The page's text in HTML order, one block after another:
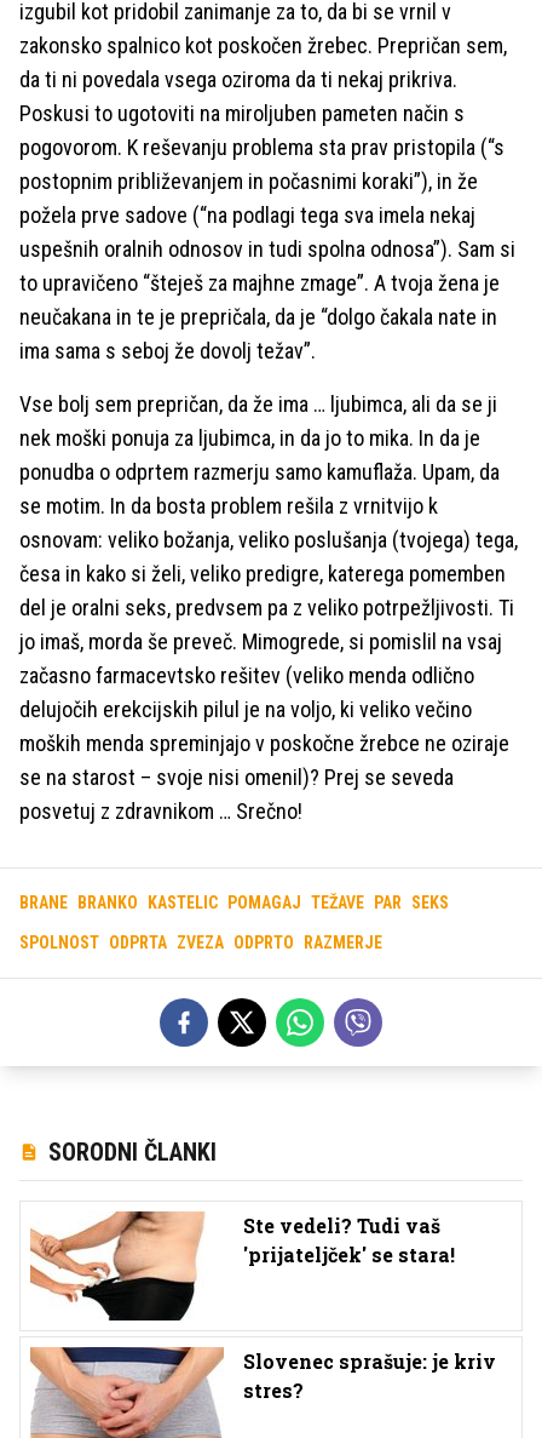
izgubil kot pridobil zanimanje za to, da bi se vrnil v
zakonsko spalnico kot poskočen žrebec. Prepričan sem,
da ti ni povedala vsega oziroma da ti nekaj prikriva.
Poskusi to ugotoviti na miroljuben pameten način s
pogovorom. K reševanju problema sta prav pristopila (“s
postopnim približevanjem in počasnimi koraki”), in že
požela prve sadove (“na podlagi tega sva imela nekaj
uspešnih oralnih odnosov in tudi spolna odnosa”). Sam si
to upravičeno “šteješ za majhne zmage”. A tvoja žena je
neučakana in te je prepričala, da je “dolgo čakala nate in
ima sama s seboj že dovolj težav”.
Vse bolj sem prepričan, da že ima … ljubimca, ali da se ji
nek moški ponuja za ljubimca, in da jo to mika. In da je
ponudba o odprtem razmerju samo kamuflaža. Upam, da
se motim. In da bosta problem rešila z vrnitvijo k
osnovam: veliko božanja, veliko poslušanja (tvojega) tega,
česa in kako si želi, veliko predigre, katerega pomemben
del je oralni seks, predvsem pa z veliko potrpežljivosti. Ti
jo imaš, morda še preveč. Mimogrede, si pomislil na vsaj
začasno farmacevtsko rešitev (veliko menda odlično
delujočih erekcijskih pilul je na voljo, ki veliko večino
moških menda spreminjajo v poskočne žrebce ne oziraje
se na starost – svoje nisi omenil)? Prej se seveda
posvetuj z zdravnikom … Srečno!
BRANE BRANKO KASTELIC POMAGAJ TEŽAVE PAR SEKS
SPOLNOST ODPRTA ZVEZA ODPRTO RAZMERJE
SORODNI ČLANKI
Ste vedeli? Tudi vaš
'prijateljček' se stara!
Slovenec sprašuje: je kriv
stres?